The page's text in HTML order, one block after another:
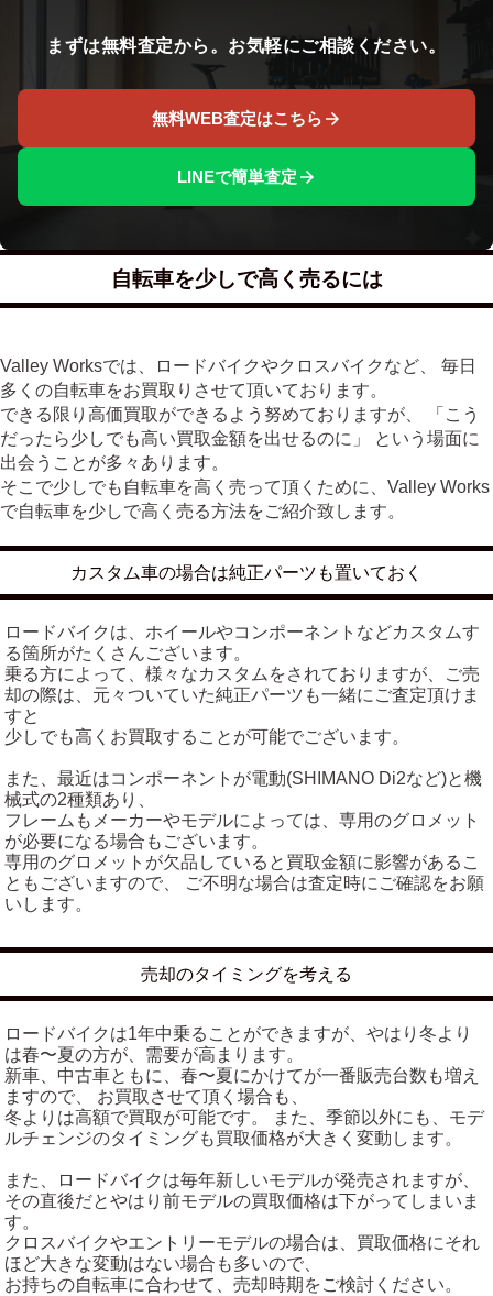
まずは無料査定から。お気軽にご相談ください。
無料WEB査定はこちら
LINEで簡単査定
自転車を少しで高く売るには
Valley Worksでは、ロードバイクやクロスバイクなど、 毎日
多くの自転車をお買取りさせて頂いております。
できる限り高価買取ができるよう努めておりますが、 「こう
だったら少しでも高い買取金額を出せるのに」 という場面に
出会うことが多々あります。
そこで少しでも自転車を高く売って頂くために、Valley Works
で自転車を少しで高く売る方法をご紹介致します。
カスタム車の場合は純正パーツも置いておく
ロードバイクは、ホイールやコンポーネントなどカスタムす
る箇所がたくさんございます。
乗る方によって、様々なカスタムをされておりますが、ご売
却の際は、元々ついていた純正パーツも一緒にご査定頂けま
すと
少しでも高くお買取することが可能でございます。
また、最近はコンポーネントが電動(SHIMANO Di2など)と機
械式の2種類あり、
フレームもメーカーやモデルによっては、専用のグロメット
が必要になる場合もございます。
専用のグロメットが欠品していると買取金額に影響があるこ
ともございますので、 ご不明な場合は査定時にご確認をお願
いします。
売却のタイミングを考える
ロードバイクは1年中乗ることができますが、やはり冬より
は春〜夏の方が、需要が高まります。
新車、中古車ともに、春〜夏にかけてが一番販売台数も増え
ますので、 お買取させて頂く場合も、
冬よりは高額で買取が可能です。 また、季節以外にも、モデ
ルチェンジのタイミングも買取価格が大きく変動します。
また、ロードバイクは毎年新しいモデルが発売されますが、
その直後だとやはり前モデルの買取価格は下がってしまいま
す。
クロスバイクやエントリーモデルの場合は、買取価格にそれ
ほど大きな変動はない場合も多いので、
お持ちの自転車に合わせて、売却時期をご検討ください。